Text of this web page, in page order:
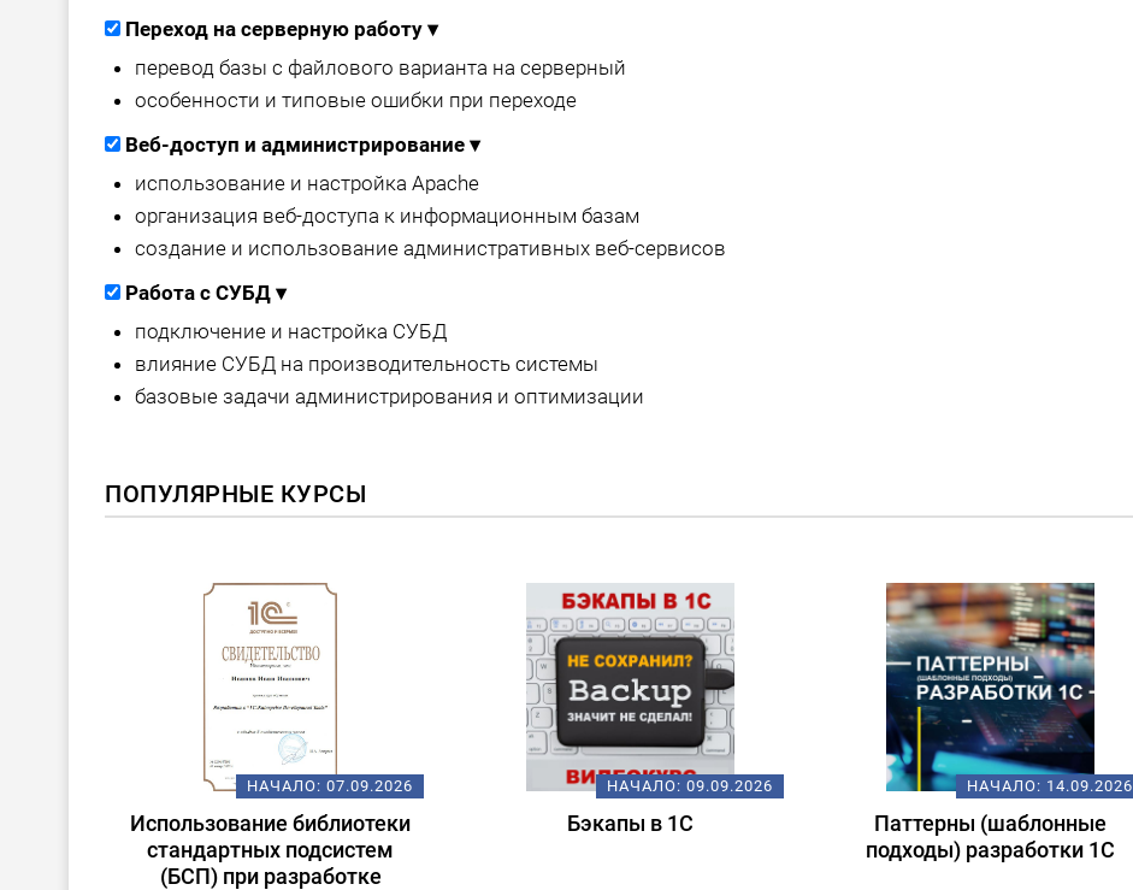
Переход на серверную работу ▾
перевод базы с файлового варианта на серверный
особенности и типовые ошибки при переходе
Веб-доступ и администрирование ▾
использование и настройка Apache
организация веб-доступа к информационным базам
создание и использование административных веб-сервисов
Работа с СУБД ▾
подключение и настройка СУБД
влияние СУБД на производительность системы
базовые задачи администрирования и оптимизации
ПОПУЛЯРНЫЕ КУРСЫ
НАЧАЛО: 07.09.2026
Использование библиотеки
стандартных подсистем
(БСП) при разработке
НАЧАЛО: 09.09.2026
Бэкапы в 1С
НАЧАЛО: 14.09.2026
Паттерны (шаблонные
подходы) разработки 1С